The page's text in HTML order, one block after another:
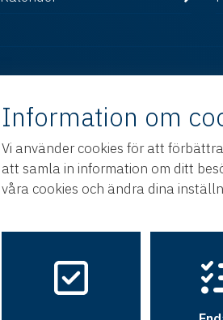
Information om
Vi använder cookies för att
att samla in information om ditt
våra cookies och ändra dina